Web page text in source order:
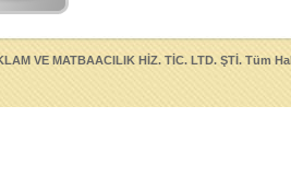
VE MATBAACILIK HİZ. TİC. LTD. ŞTİ. Tüm